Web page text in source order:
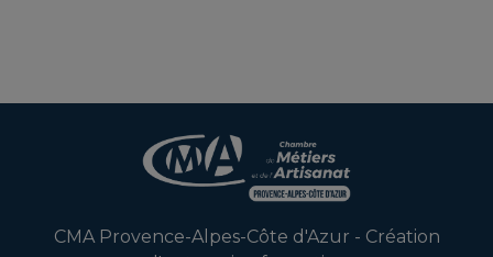
CMA Provence-Alpes-Côte d'Azur - Création